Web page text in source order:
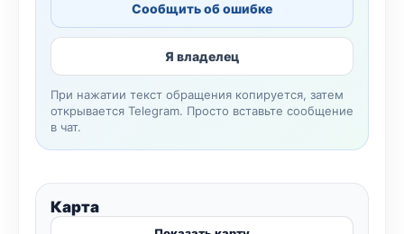
Сообщить об ошибке
Я владелец
При нажатии текст обращения копируется, затем
открывается Telegram. Просто вставьте сообщение
в чат.
Карта